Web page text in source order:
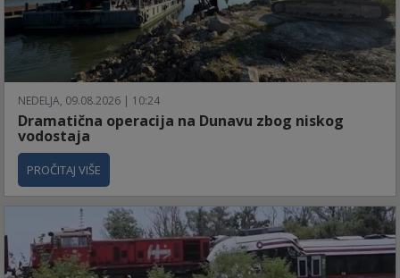
NEDELJA, 09.08.2026 | 10:24
Dramatična operacija na Dunavu zbog niskog
vodostaja
PROČITAJ VIŠE